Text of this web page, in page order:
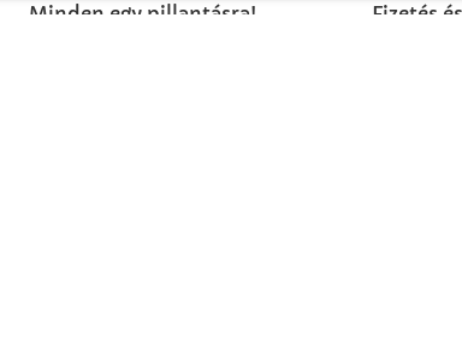
Minden egy pillantásra!
Fizetés